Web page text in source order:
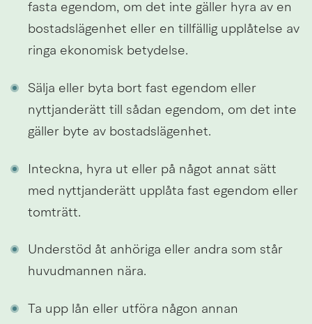
fasta egendom, om det inte gäller hyra av en
bostadslägenhet eller en tillfällig upplåtelse av
ringa ekonomisk betydelse.
Sälja eller byta bort fast egendom eller
nyttjanderätt till sådan egendom, om det inte
gäller byte av bostadslägenhet.
Inteckna, hyra ut eller på något annat sätt
med nyttjanderätt upplåta fast egendom eller
tomträtt.
Understöd åt anhöriga eller andra som står
huvudmannen nära.
Ta upp lån eller utföra någon annan